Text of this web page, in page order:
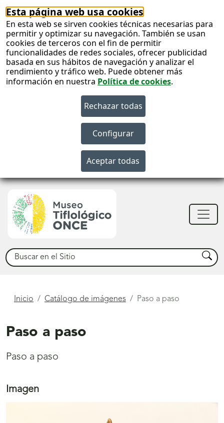
Esta página web usa cookies
En esta web se sirven cookies técnicas necesarias para
permitir y optimizar su navegación. También se usan
cookies de terceros con el fin de permitir
funcionalidades de redes sociales, ofrecer publicidad
basada en sus hábitos de navegación y analizar el
rendimiento y tráfico web. Puede obtener más
información en nuestra Política de cookies.
Buscar Buscar
Está
Inicio Catálogo de imágenes Paso a paso
Paso a paso
Paso a paso
Imagen